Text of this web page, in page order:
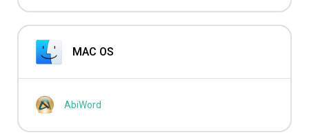
MAC OS
AbiWord